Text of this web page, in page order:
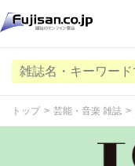
トップ 芸能・音楽 雑誌